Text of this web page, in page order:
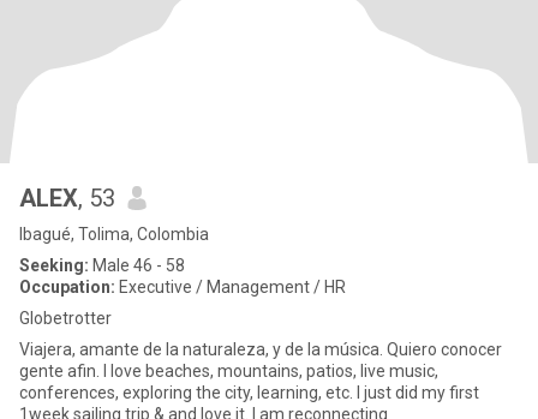
ALEX, 53
Ibagué, Tolima, Colombia
Seeking: Male 46 - 58
Occupation: Executive / Management / HR
Globetrotter
Viajera, amante de la naturaleza, y de la música. Quiero conocer
gente afin. I love beaches, mountains, patios, live music,
conferences, exploring the city, learning, etc. I just did my first
1week sailing trip & and love it. I am reconnecting